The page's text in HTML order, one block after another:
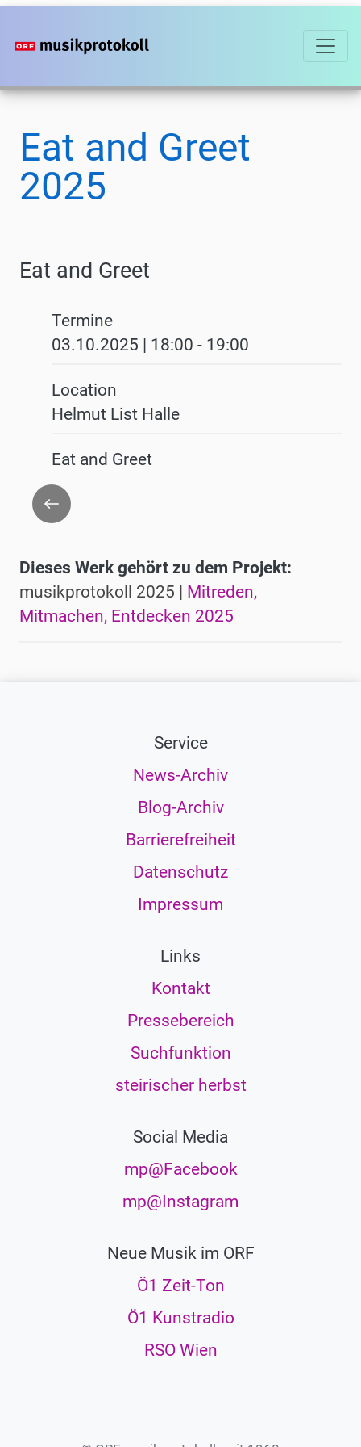
Direkt
zum
Eat and Greet
2025
Eat and Greet
Termine
03.10.2025 | 18:00 - 19:00
Location
Helmut List Halle
Eat and Greet
Zurück
Dieses Werk gehört zu dem Projekt:
musikprotokoll 2025 | Mitreden,
Mitmachen, Entdecken 2025
Service
News-Archiv
Blog-Archiv
Barrierefreiheit
Datenschutz
Impressum
Links
Kontakt
Pressebereich
Suchfunktion
steirischer herbst
Social Media
mp@Facebook
mp@Instagram
Neue Musik im ORF
Ö1 Zeit-Ton
Ö1 Kunstradio
RSO Wien